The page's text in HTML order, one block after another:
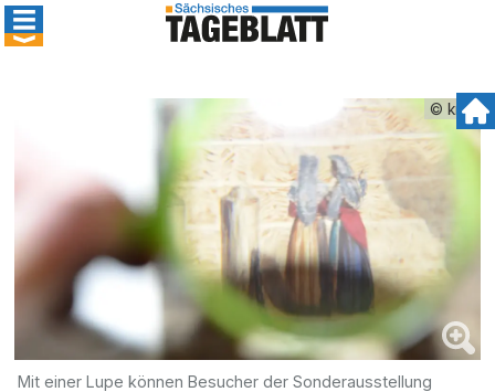
© kmk
Mit einer Lupe können Besucher der Sonderausstellung